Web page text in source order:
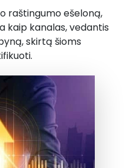
raštingumo ešeloną,
kaip kanalas, vedantis
skirtą šioms